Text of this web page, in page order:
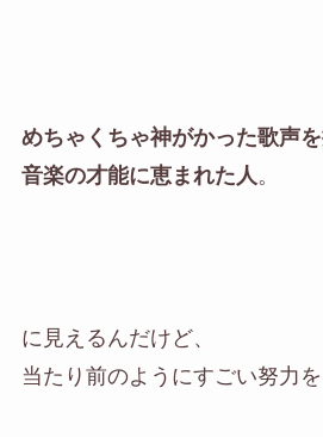
めちゃくちゃ神がかった歌声
音楽の才能に恵まれた人。
に見えるんだけど、
当たり前のようにすごい努力を